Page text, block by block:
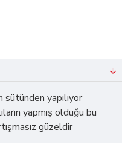
yapılıyor
yapmış olduğu bu
güzeldir